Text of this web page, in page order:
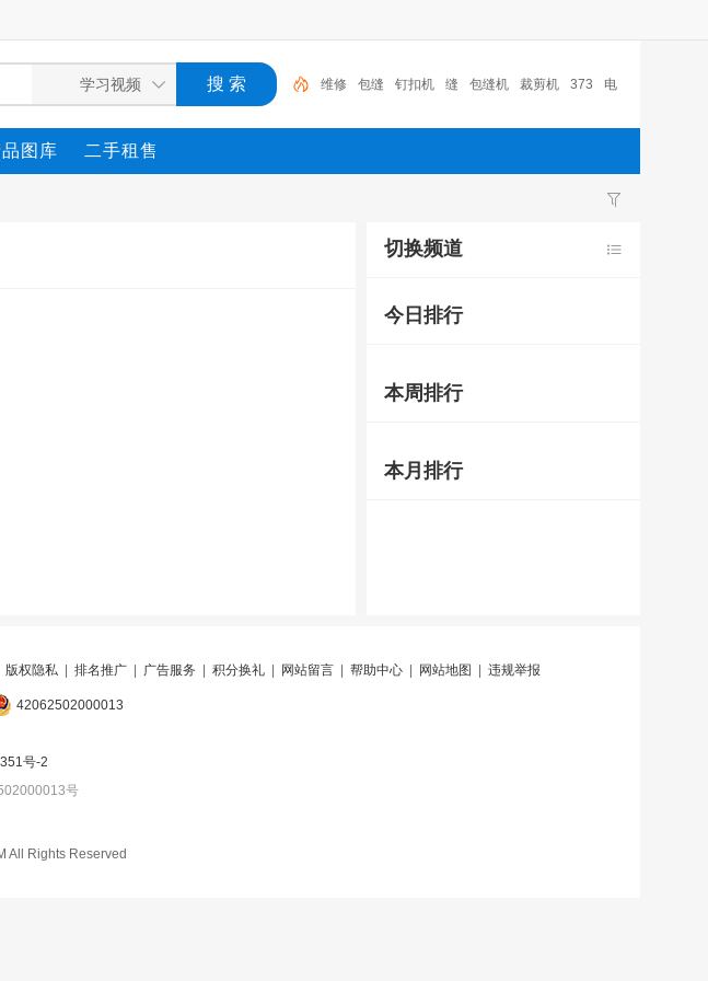
维修 包缝 钉扣机 缝 包缝机 裁剪机 373 电
控
图库 二手租售
切换频道
今日排行
本周排行
本月排行
版权隐私 排名推广 广告服务 积分换礼 网站留言 帮助中心 网站地图 违规举报
42062502000013
号-2
号
All Rights Reserved